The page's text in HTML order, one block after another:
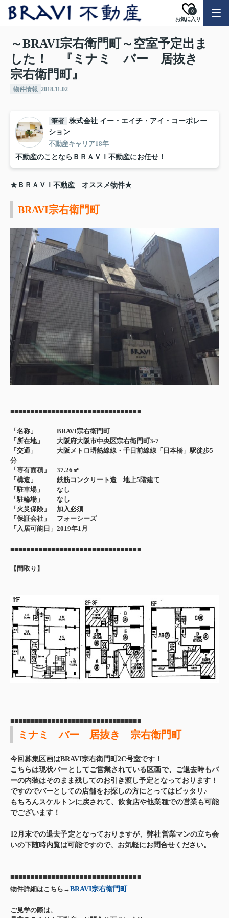
お気に入り
0
～BRAVI宗右衛門町～空室予定出ま
した！ 『ミナミ バー 居抜き
宗右衛門町』
物件情報 2018.11.02
筆者 株式会社 イー・エイチ・アイ・コーポレー
ション
不動産キャリア18年
不動産のことならＢＲＡＶＩ不動産にお任せ！
★ＢＲＡＶＩ不動産 オススメ物件★
BRAVI宗右衛門町
■■■■■■■■■■■■■■■■■■■■■■■■■■■■■■■■
「名称」 BRAVI宗右衛門町
「所在地」 大阪府大阪市中央区宗右衛門町3-7
「交通」 大阪メトロ堺筋線線・千日前線線「日本橋」駅徒歩5
分
「専有面積」 37.26㎡
「構造」 鉄筋コンクリート造 地上5 階建て
「駐車場」 なし
「駐輪場」 なし
「火災保険」 加入必須
「保証会社」 フォーシーズ
「入居可能日」2019年1月
■■■■■■■■■■■■■■■■■■■■■■■■■■■■■■■■
【間取り】
■■■■■■■■■■■■■■■■■■■■■■■■■■■■■■■■
ミナミ バー 居抜き 宗右衛門町
今回募集区画はBRAVI宗右衛門町2C号室です！
こちらは現状バーとしてご営業されている区画で、ご退去時もバ
ーの内装はそのまま残してのお引き渡し予定となっております！
ですのでバーとしての店舗をお探しの方にとってはピッタリ♪
もちろんスケルトンに戻されて、飲食店や他業種での営業も可能
でございます！
12月末での退去予定となっておりますが、弊社営業マンの立ち会
いの下随時内覧は可能ですので、お気軽にお問合せください。
■■■■■■■■■■■■■■■■■■■■■■■■■■■■■■■■
物件詳細はこちら→BRAVI宗右衛門町
ご見学の際は、